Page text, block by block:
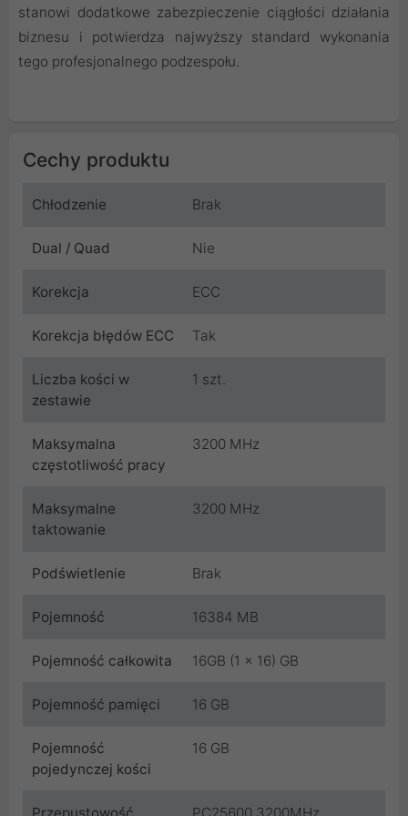
stanowi dodatkowe zabezpieczenie ciągłości działania
biznesu i potwierdza najwyższy standard wykonania
tego profesjonalnego podzespołu.
Cechy produktu
Chłodzenie Brak
Dual / Quad Nie
Korekcja ECC
Korekcja błędów ECC Tak
Liczba kości w
zestawie
1 szt.
Maksymalna
częstotliwość pracy
3200 MHz
Maksymalne
taktowanie
3200 MHz
Podświetlenie Brak
Pojemność 16384 MB
Pojemność całkowita 16GB (1 x 16) GB
Pojemność pamięci 16 GB
Pojemność
pojedynczej kości
16 GB